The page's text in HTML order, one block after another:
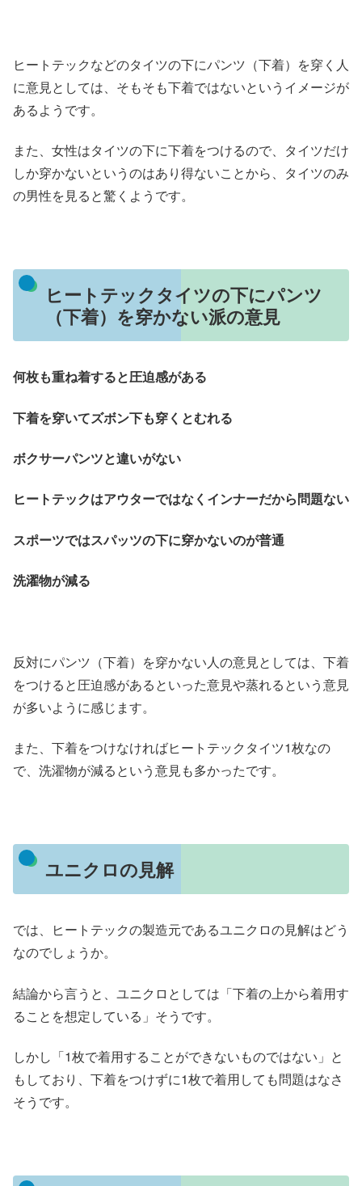
ヒートテックなどのタイツの下にパンツ（下着）を穿く人
に意見としては、そもそも下着ではないというイメージが
あるようです。
また、女性はタイツの下に下着をつけるので、タイツだけ
しか穿かないというのはあり得ないことから、タイツのみ
の男性を見ると驚くようです。
ヒートテックタイツの下にパンツ
（下着）を穿かない派の意見
何枚も重ね着すると圧迫感がある
下着を穿いてズボン下も穿くとむれる
ボクサーパンツと違いがない
ヒートテックはアウターではなくインナーだから問題ない
スポーツではスパッツの下に穿かないのが普通
洗濯物が減る
反対にパンツ（下着）を穿かない人の意見としては、下着
をつけると圧迫感があるといった意見や蒸れるという意見
が多いように感じます。
また、下着をつけなければヒートテックタイツ1枚なの
で、洗濯物が減るという意見も多かったです。
ユニクロの見解
では、ヒートテックの製造元であるユニクロの見解はどう
なのでしょうか。
結論から言うと、ユニクロとしては「下着の上から着用す
ることを想定している」そうです。
しかし「1枚で着用することができないものではない」と
もしており、下着をつけずに1枚で着用しても問題はなさ
そうです。